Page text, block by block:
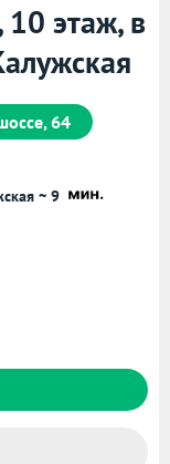
этаж, в
64
~ 9